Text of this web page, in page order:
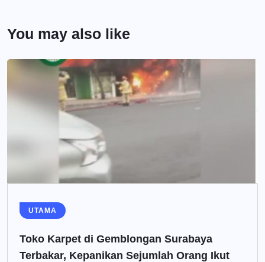
You may also like
UTAMA
Toko Karpet di Gemblongan Surabaya
Terbakar, Kepanikan Sejumlah Orang Ikut